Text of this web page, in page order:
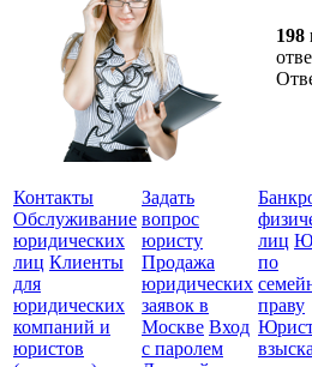
198
Контакты
Обслуживание
юридических
лиц Клиенты
для
юридических
компаний и
юристов
Задать
вопрос
юристу
Продажа
юридических
заявок в
Москве Вход
с паролем
лиц
по
праву